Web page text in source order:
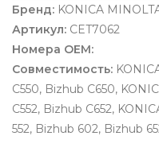
Бренд: KONICA
Артикул: CET7062
Номера OEM:
Совместимость:
C550, Bizhub C650,
C552, Bizhub C652,
552, Bizhub 602, Bizhub